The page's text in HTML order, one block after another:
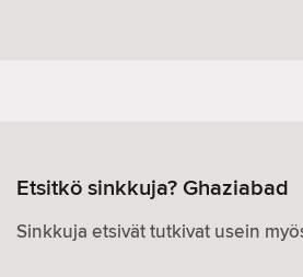
Etsitkö sinkkuja? Ghaziabad
Sinkkuja etsivät tutkivat usein